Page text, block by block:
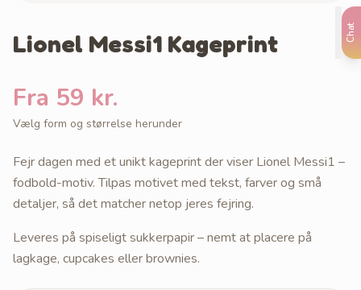
Chat
Lionel Messi1 Kageprint
Fra 59 kr.
Vælg form og størrelse herunder
Fejr dagen med et unikt kageprint der viser Lionel Messi1 –
fodbold-motiv. Tilpas motivet med tekst, farver og små
detaljer, så det matcher netop jeres fejring.
Leveres på spiseligt sukkerpapir – nemt at placere på
lagkage, cupcakes eller brownies.